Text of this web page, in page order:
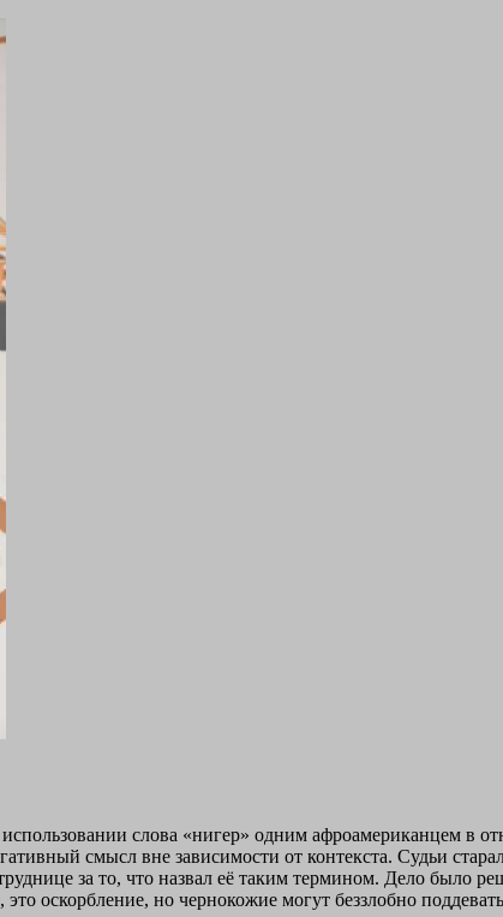
слова «нигер» одним афроамериканцем в
смысл вне зависимости от контекста. Судьи
за то, что назвал её таким термином. Дело было
оскорбление, но чернокожие могут беззлобно